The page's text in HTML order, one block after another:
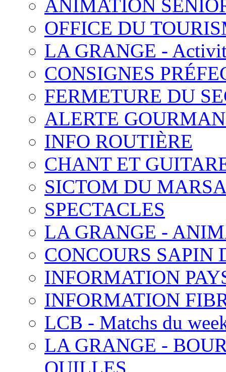
ANIMATION
OFFICE DU
LA GRANGE -
CONSIGNES
FERMETURE DU
ALERTE
INFO ROUTIÈRE
CHANT ET
SICTOM DU
SPECTACLES
LA GRANGE -
CONCOURS SAPIN
INFORMATION
INFORMATION
LCB - Matchs du
LA GRANGE -
QUILLES